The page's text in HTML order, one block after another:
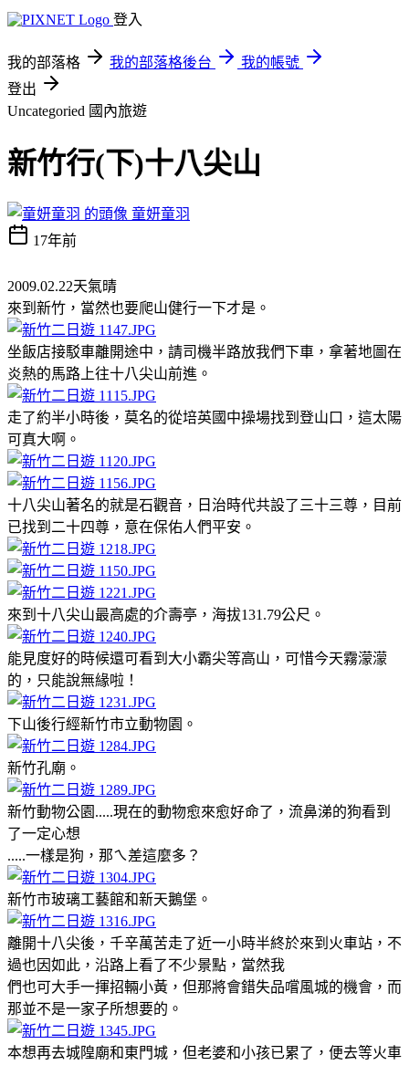
登入
我的部落格 我的部落格後台
我的帳號
登出
Uncategoried 國內旅遊
新竹行(下)十八尖山
童妍童羽
17年前
2009.02.22天氣晴
來到新竹，當然也要爬山健行一下才是。
坐飯店接駁車離開途中，請司機半路放我們下車，拿著地圖在
炎熱的馬路上往十八尖山前進。
走了約半小時後，莫名的從培英國中操場找到登山口，這太陽
可真大啊。
十八尖山著名的就是石觀音，日治時代共設了三十三尊，目前
已找到二十四尊，意在保佑人們平安。
來到十八尖山最高處的介壽亭，海拔131.79公尺。
能見度好的時候還可看到大小霸尖等高山，可惜今天霧濛濛
的，只能說無緣啦！
下山後行經新竹市立動物園。
新竹孔廟。
新竹動物公園.....現在的動物愈來愈好命了，流鼻涕的狗看到
了一定心想
.....一樣是狗，那ㄟ差這麼多？
新竹市玻璃工藝館和新天鵝堡。
離開十八尖後，千辛萬苦走了近一小時半終於來到火車站，不
過也因如此，沿路上看了不少景點，當然我
們也可大手一揮招輛小黃，但那將會錯失品嚐風城的機會，而
那並不是一家子所想要的。
本想再去城隍廟和東門城，但老婆和小孩已累了，便去等火車